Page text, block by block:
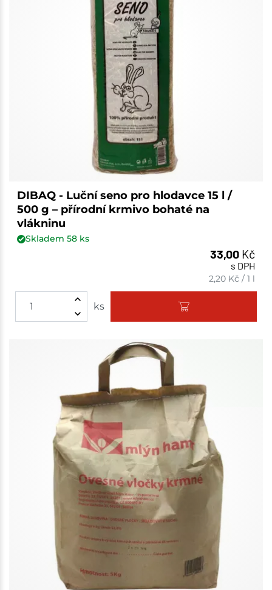
DIBAQ - Luční seno pro hlodavce 15 l /
500 g – přírodní krmivo bohaté na
vlákninu
Skladem 58ks
33,00 Kč
s DPH
2,20 Kč /1 l
ks